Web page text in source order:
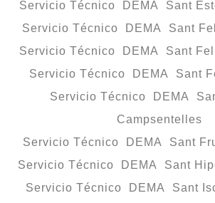
Servicio Técnico DEMA Sant
Servicio Técnico DEMA Sant
Servicio Técnico DEMA Sant
Servicio Técnico DEMA Sant
Servicio Técnico DEMA
Campsentelles
Servicio Técnico DEMA Sant
Servicio Técnico DEMA Sant
Servicio Técnico DEMA Sant